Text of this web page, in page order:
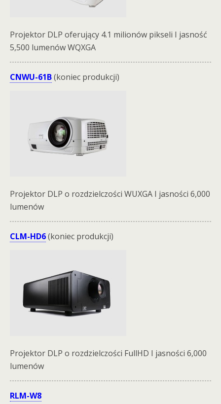
Projektor DLP oferujący 4.1 milionów pikseli I jasność
5,500 lumenów WQXGA
CNWU-61B(koniec produkcji)
Projektor DLP o rozdzielczości WUXGA I jasności 6,000
lumenów
CLM-HD6(koniec produkcji)
Projektor DLP o rozdzielczości FullHD I jasności 6,000
lumenów
RLM-W8